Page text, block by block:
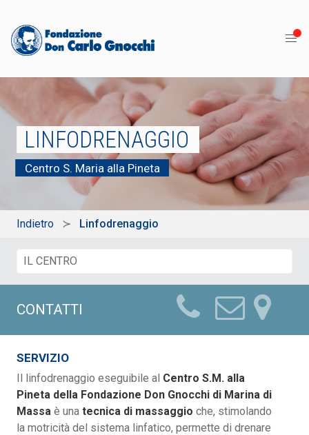
LINFODRENAGGIO
Centro S. Maria alla Pineta
Indietro Linfodrenaggio
CONTATTI
SERVIZIO
Il linfodrenaggio eseguibile al Centro S.M. alla
Pineta della Fondazione Don Gnocchi di Marina di
Massa è una tecnica di massaggio che, stimolando
la motricità del sistema linfatico, permette di drenare